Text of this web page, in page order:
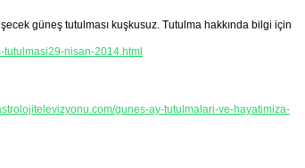
güneş tutulması kuşkusuz. Tutulma hakkında bilgi için
nisan-2014.html
gunes-ay-tutulmalari-ve-hayatimiza-